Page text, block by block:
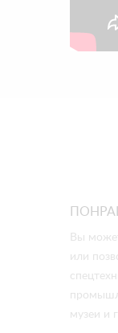
Вы
или
музеи и